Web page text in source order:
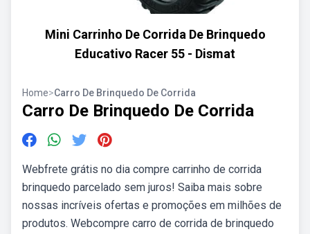
Mini Carrinho De Corrida De Brinquedo
Educativo Racer 55 - Dismat
Home>Carro De Brinquedo De Corrida
Carro De Brinquedo De Corrida
Webfrete grátis no dia compre carrinho de corrida
brinquedo parcelado sem juros! Saiba mais sobre
nossas incríveis ofertas e promoções em milhões de
produtos. Webcompre carro de corrida de brinquedo